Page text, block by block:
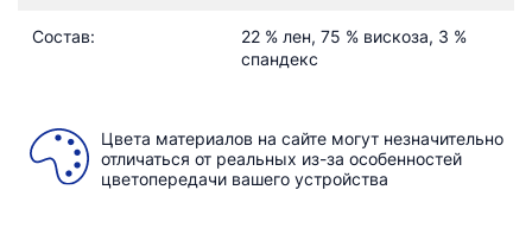
Состав:
22 % лен, 75 % вискоза, 3 %
спандекс
Цвета материалов на сайте могут незначительно
отличаться от реальных из-за особенностей
цветопередачи вашего устройства